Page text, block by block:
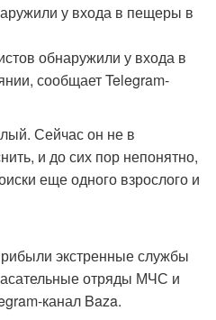
у входа в пещеры в
обнаружили у входа в
сообщает Telegram-
Сейчас он не в
и до сих пор непонятно,
еще одного взрослого и
экстренные службы
отряды МЧС и
канал Baza.